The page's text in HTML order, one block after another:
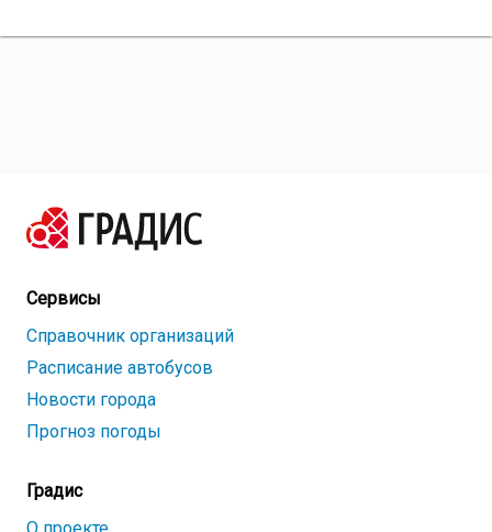
Сервисы
Справочник организаций
Расписание автобусов
Новости города
Прогноз погоды
Градис